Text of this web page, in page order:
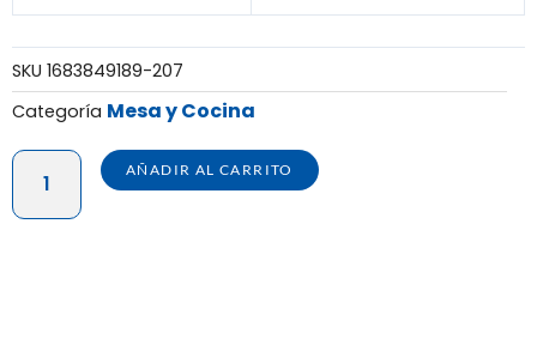
SKU 1683849189-207
Categoría Mesa y Cocina
REPOSTERO
INGLÉS
#
AÑADIR AL CARRITO